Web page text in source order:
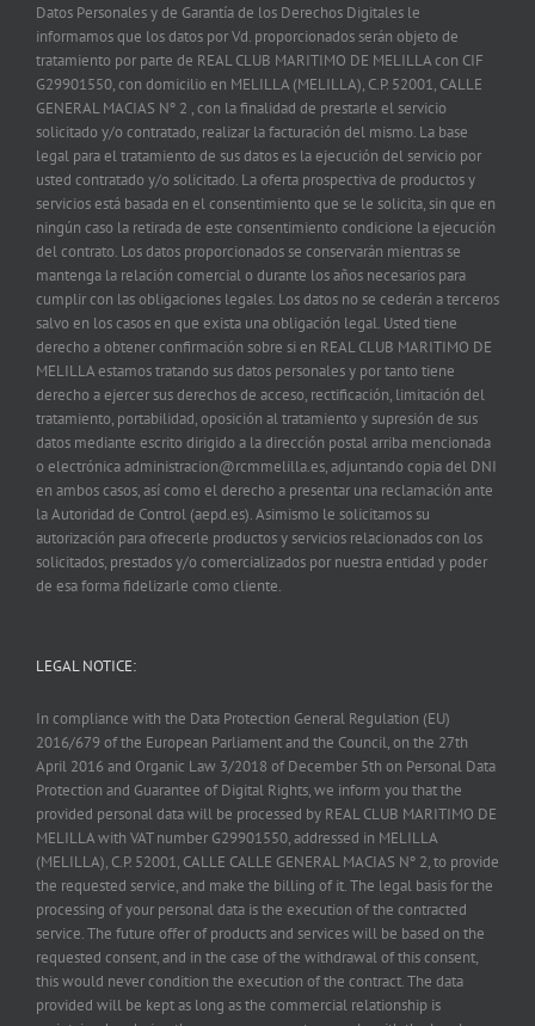
Datos Personales y de Garantía de los Derechos Digitales le
informamos que los datos por Vd. proporcionados serán objeto de
tratamiento por parte de REAL CLUB MARITIMO DE MELILLA con CIF
G29901550, con domicilio en MELILLA (MELILLA), C.P. 52001, CALLE
GENERAL MACIAS Nº 2 , con la finalidad de prestarle el servicio
solicitado y/o contratado, realizar la facturación del mismo. La base
legal para el tratamiento de sus datos es la ejecución del servicio por
usted contratado y/o solicitado. La oferta prospectiva de productos y
servicios está basada en el consentimiento que se le solicita, sin que en
ningún caso la retirada de este consentimiento condicione la ejecución
del contrato. Los datos proporcionados se conservarán mientras se
mantenga la relación comercial o durante los años necesarios para
cumplir con las obligaciones legales. Los datos no se cederán a terceros
salvo en los casos en que exista una obligación legal. Usted tiene
derecho a obtener confirmación sobre si en REAL CLUB MARITIMO DE
MELILLA estamos tratando sus datos personales y por tanto tiene
derecho a ejercer sus derechos de acceso, rectificación, limitación del
tratamiento, portabilidad, oposición al tratamiento y supresión de sus
datos mediante escrito dirigido a la dirección postal arriba mencionada
o electrónica administracion@rcmmelilla.es, adjuntando copia del DNI
en ambos casos, así como el derecho a presentar una reclamación ante
la Autoridad de Control (aepd.es). Asimismo le solicitamos su
autorización para ofrecerle productos y servicios relacionados con los
solicitados, prestados y/o comercializados por nuestra entidad y poder
de esa forma fidelizarle como cliente.
LEGAL NOTICE:
In compliance with the Data Protection General Regulation (EU)
2016/679 of the European Parliament and the Council, on the 27th
April 2016 and Organic Law 3/2018 of December 5th on Personal Data
Protection and Guarantee of Digital Rights, we inform you that the
provided personal data will be processed by REAL CLUB MARITIMO DE
MELILLA with VAT number G29901550, addressed in MELILLA
(MELILLA), C.P. 52001, CALLE CALLE GENERAL MACIAS Nº 2, to provide
the requested service, and make the billing of it. The legal basis for the
processing of your personal data is the execution of the contracted
service. The future offer of products and services will be based on the
requested consent, and in the case of the withdrawal of this consent,
this would never condition the execution of the contract. The data
provided will be kept as long as the commercial relationship is